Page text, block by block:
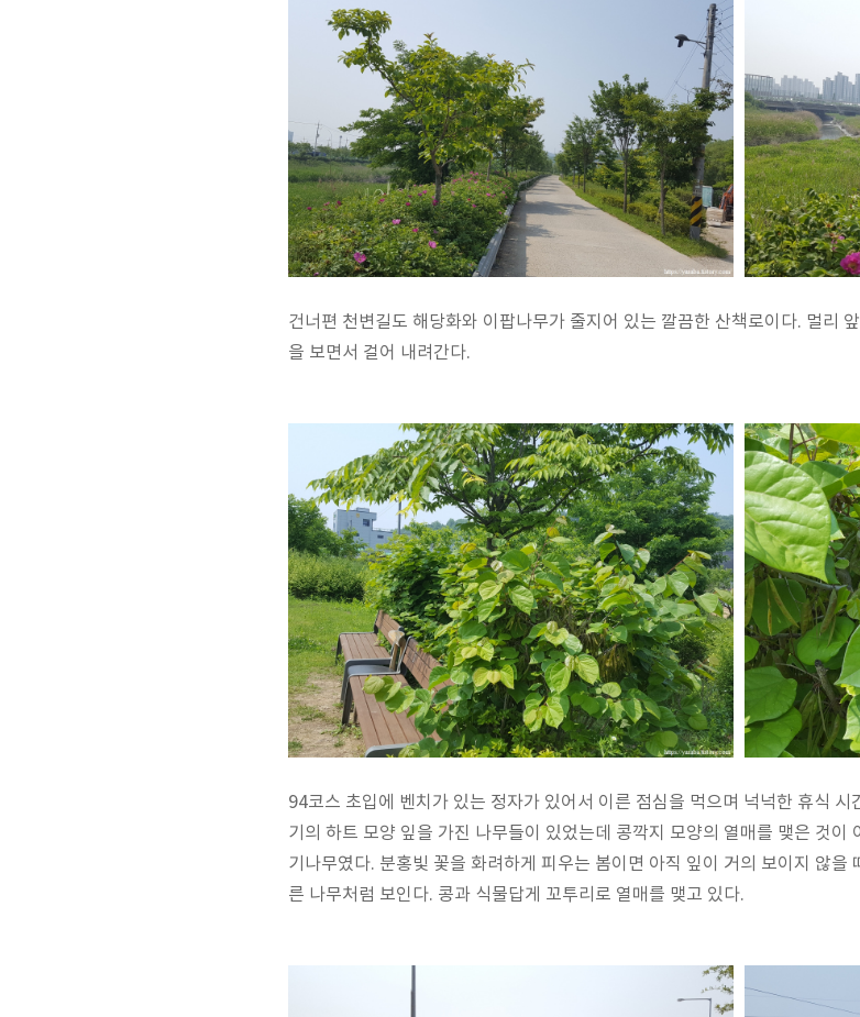
건너편 천변길도 해당화와 이팝나무가 줄지어 있는 깔끔한 산책로이다. 멀리
을 보면서 걸어 내려간다.
94코스 초입에 벤치가 있는 정자가 있어서 이른 점심을 먹으며 넉넉한 휴식
기의 하트 모양 잎을 가진 나무들이 있었는데 콩깍지 모양의 열매를 맺은 것이
기나무였다. 분홍빛 꽃을 화려하게 피우는 봄이면 아직 잎이 거의 보이지 않을
른 나무처럼 보인다. 콩과 식물답게 꼬투리로 열매를 맺고 있다.